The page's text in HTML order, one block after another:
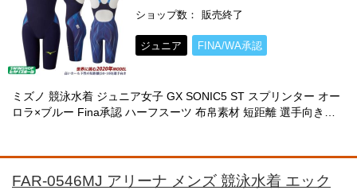
ショップ数 販売終了
ジュニア FINA/WA承認
ミズノ 競泳水着 ジュニア女子 GX SONIC5 ST スプリンター オー
ロラ×ブルー Fina承認 ハーフスーツ 布帛素材 短距離 選手向き
FAR-0546MJ アリーナ メンズ 競泳水着 エック